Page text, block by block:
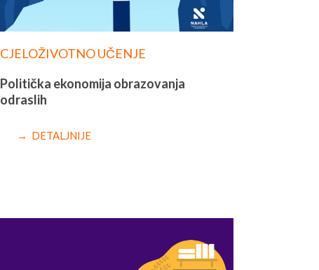
CJELOŽIVOTNO UČENJE
Politička ekonomija obrazovanja
odraslih
→ DETALJNIJE